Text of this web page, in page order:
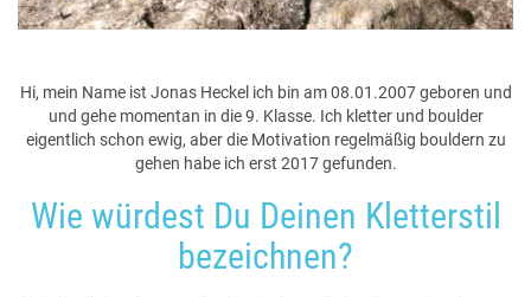
Hi, mein Name ist Jonas Heckel ich bin am 08.01.2007 geboren und
und gehe momentan in die 9. Klasse. Ich kletter und boulder
eigentlich schon ewig, aber die Motivation regelmäßig bouldern zu
gehen habe ich erst 2017 gefunden.
Wie würdest Du Deinen Kletterstil
bezeichnen?